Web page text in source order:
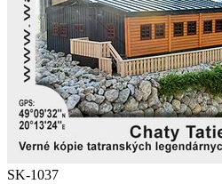
SK-1037